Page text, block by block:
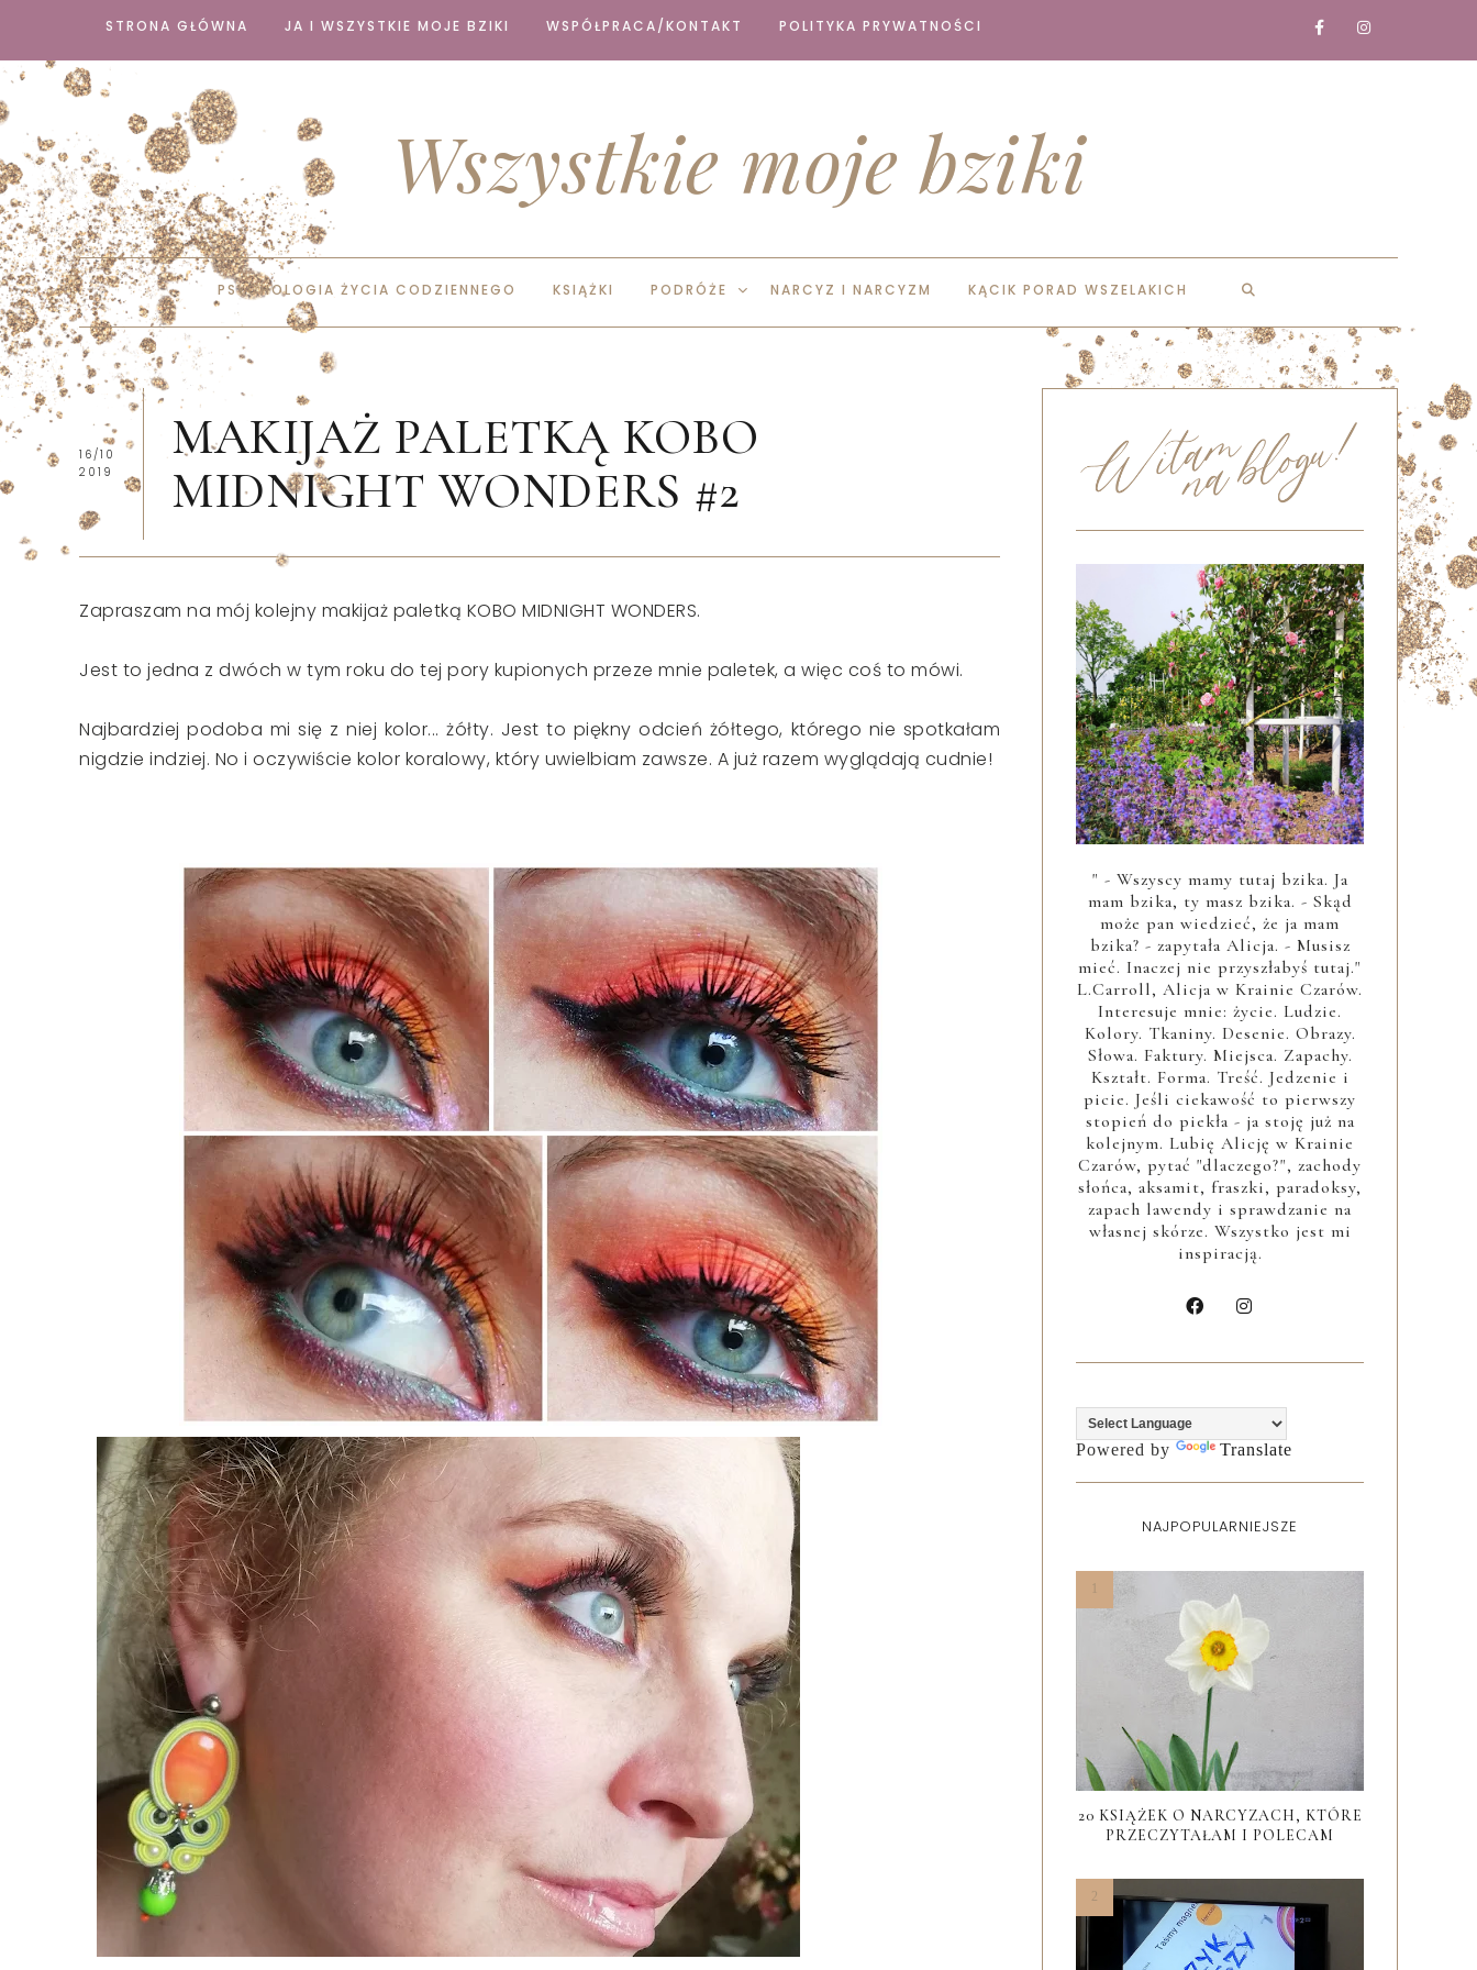
STRONA GŁÓWNA JA I WSZYSTKIE MOJE BZIKI WSPÓŁPRACA/KONTAKT POLITYKA PRYWATNOŚCI
Wszystkie moje bziki
PSYCHOLOGIA ŻYCIA CODZIENNEGO KSIĄŻKI PODRÓŻE NARCYZ I NARCYZM KĄCIK PORAD WSZELAKICH
16/10
2019
MAKIJAŻ PALETKĄ KOBO
MIDNIGHT WONDERS #2
Zapraszam na mój kolejny makijaż paletką KOBO MIDNIGHT WONDERS.
Jest to jedna z dwóch w tym roku do tej pory kupionych przeze mnie paletek, a więc coś to mówi.
Najbardziej podoba mi się z niej kolor... żółty. Jest to piękny odcień żółtego, którego nie spotkałam
nigdzie indziej. No i oczywiście kolor koralowy, który uwielbiam zawsze. A już razem wyglądają cudnie!
" - Wszyscy mamy tutaj bzika. Ja
mam bzika, ty masz bzika. - Skąd
może pan wiedzieć, że ja mam
bzika? - zapytała Alicja. - Musisz
mieć. Inaczej nie przyszłabyś tutaj."
L.Carroll, Alicja w Krainie Czarów.
Interesuje mnie: życie. Ludzie.
Kolory. Tkaniny. Desenie. Obrazy.
Słowa. Faktury. Miejsca. Zapachy.
Kształt. Forma. Treść. Jedzenie i
picie. Jeśli ciekawość to pierwszy
stopień do piekła - ja stoję już na
kolejnym. Lubię Alicję w Krainie
Czarów, pytać "dlaczego?", zachody
słońca, aksamit, fraszki, paradoksy,
zapach lawendy i sprawdzanie na
własnej skórze. Wszystko jest mi
inspiracją.
Powered by Translate
NAJPOPULARNIEJSZE
20 KSIĄŻEK O NARCYZACH, KTÓRE
PRZECZYTAŁAM I POLECAM